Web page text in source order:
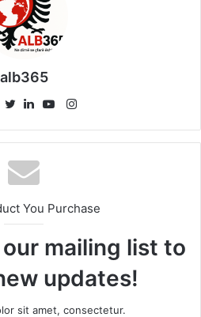
alb365
Instagram
You Purchase
mailing list to
updates!
sit amet, consectetur.